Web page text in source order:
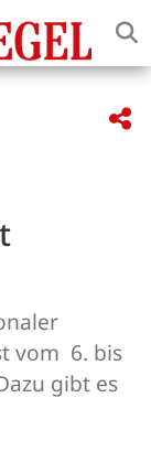
vom 6. bis
gibt es